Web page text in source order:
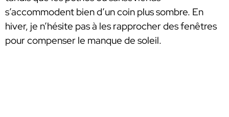
s’accommodent bien d’un coin plus sombre. En
hiver, je n’hésite pas à les rapprocher des fenêtres
pour compenser le manque de soleil.